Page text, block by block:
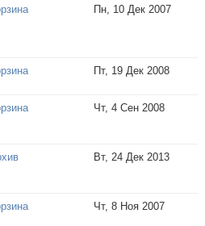
Пн, 10 Дек 2007
Пт, 19 Дек 2008
Чт, 4 Сен 2008
Вт, 24 Дек 2013
Чт, 8 Ноя 2007